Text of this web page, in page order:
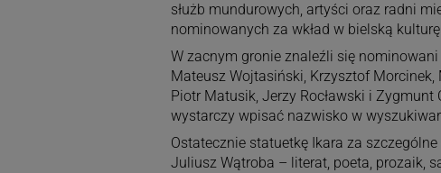
służb mundurowych, artyści oraz radni
nominowanych za wkład w bielską
W zacnym gronie znaleźli się
Mateusz Wojtasiński, Krzysztof
Piotr Matusik, Jerzy Rocławski i
wystarczy wpisać nazwisko w
Ostatecznie statuetkę Ikara za
Juliusz Wątroba – literat, poeta, prozaik,